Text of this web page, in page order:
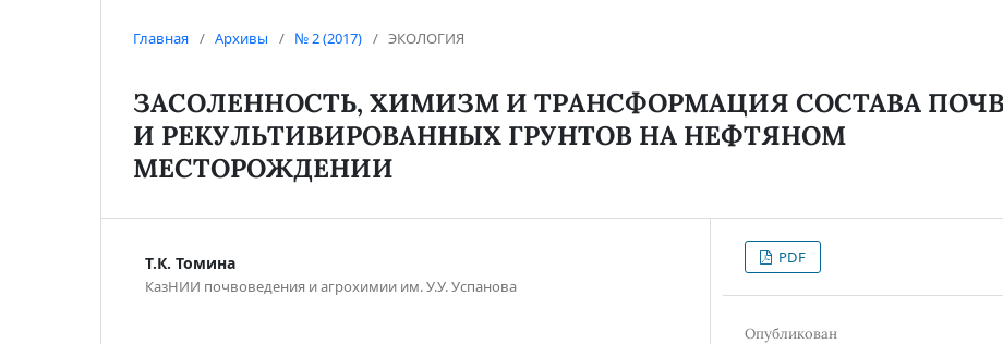
Главная / Архивы / № 2 (2017) / ЭКОЛОГИЯ
ЗАСОЛЕННОСТЬ, ХИМИЗМ И ТРАНСФОРМАЦИЯ СОСТАВА
И РЕКУЛЬТИВИРОВАННЫХ ГРУНТОВ НА НЕФТЯНОМ
МЕСТОРОЖДЕНИИ
Т.К. Томина
КазНИИ почвоведения и агрохимии им. У.У. Успанова
PDF
Опубликован